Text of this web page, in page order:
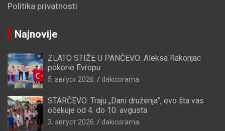
Politika privatnosti
Najnovije
ZLATO STIŽE U PANČEVO: Aleksa Rakonjac
pokorio Evropu
5. август 2026. dakicorama
STARČEVO: Traju „Dani druženja”, evo šta vas
očekuje od 4. do 10. avgusta
3. август 2026. dakicorama